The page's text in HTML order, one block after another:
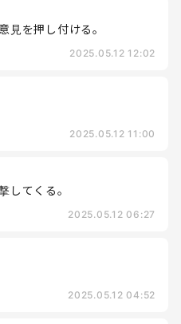
見を押し付ける。
2025.05.12 12:02
2025.05.12 11:00
してくる。
2025.05.12 06:27
2025.05.12 04:52